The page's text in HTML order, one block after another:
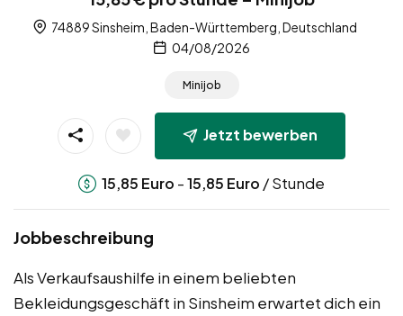
74889 Sinsheim, Baden-Württemberg, Deutschland
04/08/2026
Minijob
Jetzt bewerben
15,85 Euro -15,85 Euro / Stunde
Jobbeschreibung
Als Verkaufsaushilfe in einem beliebten
Bekleidungsgeschäft in Sinsheim erwartet dich ein